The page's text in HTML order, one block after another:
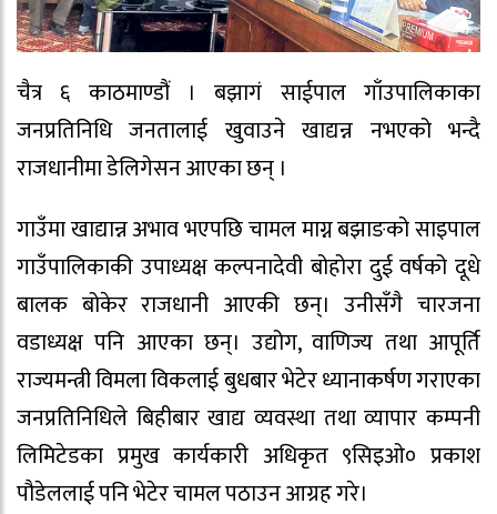
चैत्र ६ काठमाण्डौं । बझागं साईपाल गाँउपालिकाका
जनप्रतिनिधि जनतालाई खुवाउने खाद्यन्न नभएको भन्दै
राजधानीमा डेलिगेसन आएका छन् ।
गाउँमा खाद्यान्न अभाव भएपछि चामल माग्न बझाङको साइपाल
गाउँपालिकाकी उपाध्यक्ष कल्पनादेवी बोहोरा दुई वर्षको दूधे
बालक बोकेर राजधानी आएकी छन्। उनीसँगै चारजना
वडाध्यक्ष पनि आएका छन्। उद्योग, वाणिज्य तथा आपूर्ति
राज्यमन्त्री विमला विकलाई बुधबार भेटेर ध्यानाकर्षण गराएका
जनप्रतिनिधिले बिहीबार खाद्य व्यवस्था तथा व्यापार कम्पनी
लिमिटेडका प्रमुख कार्यकारी अधिकृत ९सिइओ० प्रकाश
पौडेललाई पनि भेटेर चामल पठाउन आग्रह गरे।